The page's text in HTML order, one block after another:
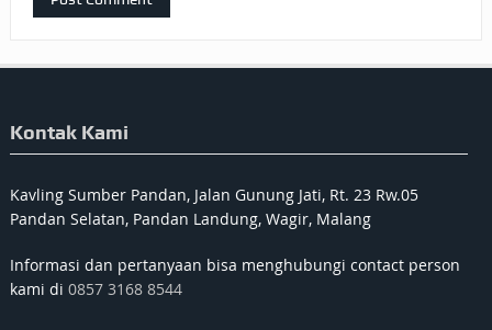
Kontak Kami
Kavling Sumber Pandan, Jalan Gunung Jati, Rt. 23 Rw.05
Pandan Selatan, Pandan Landung, Wagir, Malang
Informasi dan pertanyaan bisa menghubungi contact person
kami di 0857 3168 8544